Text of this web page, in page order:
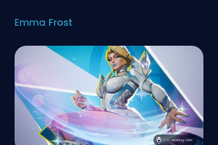
Emma Frost